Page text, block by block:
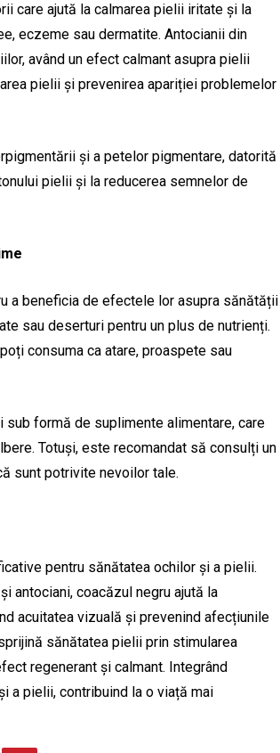
care ajută la calmarea pielii iritate și la
eczeme sau dermatite. Antocianii din
având un efect calmant asupra pielii
pielii și prevenirea apariției problemelor
și a petelor pigmentare, datorită
pielii și la reducerea semnelor de
a beneficia de efectele lor asupra sănătății
sau deserturi pentru un plus de nutrienți.
consuma ca atare, proaspete sau
formă de suplimente alimentare, care
Totuși, este recomandat să consulți un
sunt potrivite nevoilor tale.
pentru sănătatea ochilor și a pielii.
antociani, coacăzul negru ajută la
acuitatea vizuală și prevenind afecțiunile
sănătatea pielii prin stimularea
regenerant și calmant. Integrând
a pielii, contribuind la o viață mai